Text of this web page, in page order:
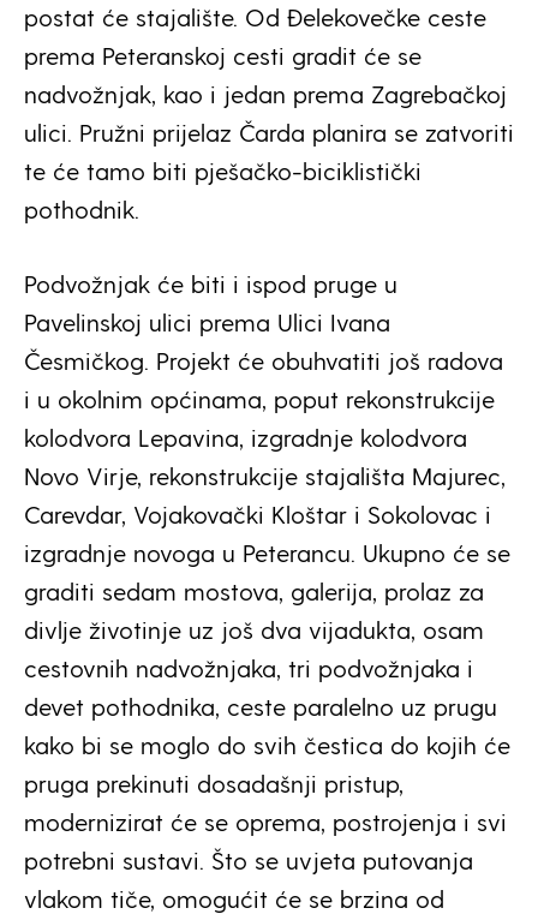
postat će stajalište. Od Đelekovečke ceste
prema Peteranskoj cesti gradit će se
nadvožnjak, kao i jedan prema Zagrebačkoj
ulici. Pružni prijelaz Čarda planira se zatvoriti
te će tamo biti pješačko-biciklistički
pothodnik.
Podvožnjak će biti i ispod pruge u
Pavelinskoj ulici prema Ulici Ivana
Česmičkog. Projekt će obuhvatiti još radova
i u okolnim općinama, poput rekonstrukcije
kolodvora Lepavina, izgradnje kolodvora
Novo Virje, rekonstrukcije stajališta Majurec,
Carevdar, Vojakovački Kloštar i Sokolovac i
izgradnje novoga u Peterancu. Ukupno će se
graditi sedam mostova, galerija, prolaz za
divlje životinje uz još dva vijadukta, osam
cestovnih nadvožnjaka, tri podvožnjaka i
devet pothodnika, ceste paralelno uz prugu
kako bi se moglo do svih čestica do kojih će
pruga prekinuti dosadašnji pristup,
modernizirat će se oprema, postrojenja i svi
potrebni sustavi. Što se uvjeta putovanja
vlakom tiče, omogućit će se brzina od